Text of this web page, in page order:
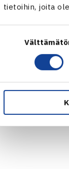
tietoihin, joita